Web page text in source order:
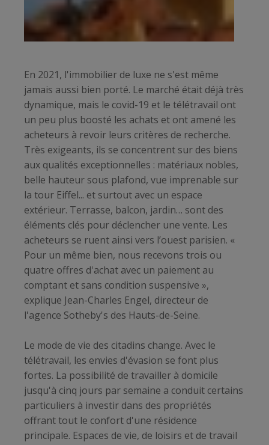
En 2021, l'immobilier de luxe ne s'est même
jamais aussi bien porté. Le marché était déjà très
dynamique, mais le covid-19 et le télétravail ont
un peu plus boosté les achats et ont amené les
acheteurs à revoir leurs critères de recherche.
Très exigeants, ils se concentrent sur des biens
aux qualités exceptionnelles : matériaux nobles,
belle hauteur sous plafond, vue imprenable sur
la tour Eiffel... et surtout avec un espace
extérieur. Terrasse, balcon, jardin… sont des
éléments clés pour déclencher une vente. Les
acheteurs se ruent ainsi vers l’ouest parisien. «
Pour un même bien, nous recevons trois ou
quatre offres d'achat avec un paiement au
comptant et sans condition suspensive »,
explique Jean-Charles Engel, directeur de
l'agence Sotheby's des Hauts-de-Seine.
Le mode de vie des citadins change. Avec le
télétravail, les envies d'évasion se font plus
fortes. La possibilité de travailler à domicile
jusqu'à cinq jours par semaine a conduit certains
particuliers à investir dans des propriétés
offrant tout le confort d'une résidence
principale. Espaces de vie, de loisirs et de travail